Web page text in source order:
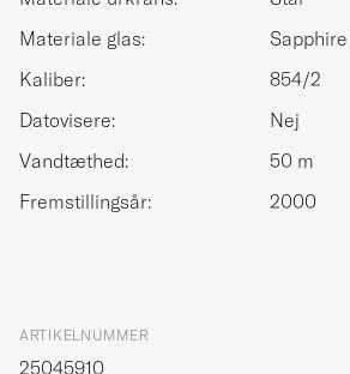
Materiale glas:
Sapphire
Kaliber:
854/2
Datovisere:
Nej
Vandtæthed:
50 m
Fremstillingsår:
2000
ARTIKELNUMMER
25045910